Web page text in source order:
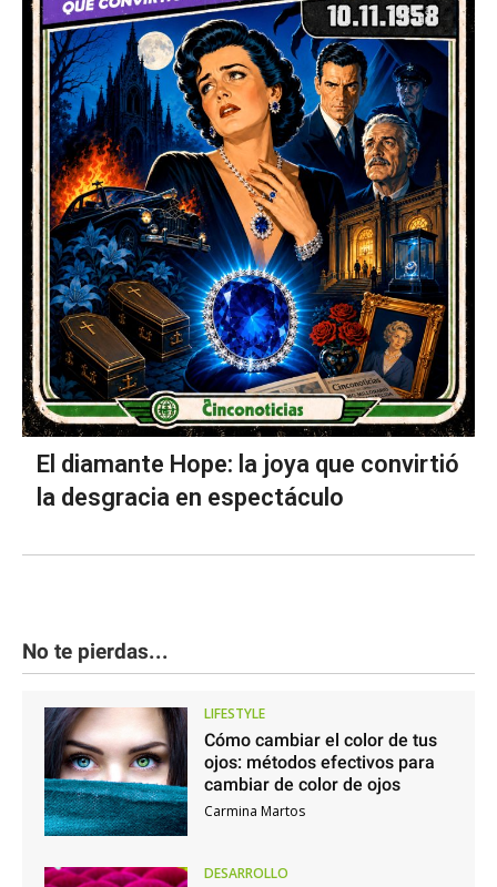
El diamante Hope: la joya que convirtió
la desgracia en espectáculo
No te pierdas...
LIFESTYLE
Cómo cambiar el color de tus
ojos: métodos efectivos para
cambiar de color de ojos
Carmina Martos
DESARROLLO